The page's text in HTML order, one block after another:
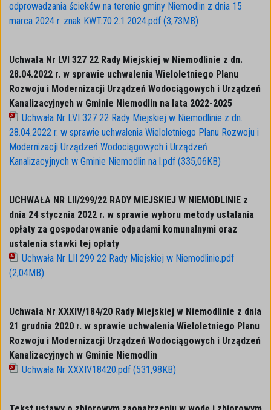
odprowadzania ścieków na terenie gminy Niemodlin z dnia 15
marca 2024 r. znak KWT.70.2.1.2024.pdf (3,73MB)
Uchwała Nr LVI 327 22 Rady Miejskiej w Niemodlinie z dn.
28.04.2022 r. w sprawie uchwalenia Wieloletniego Planu
Rozwoju i Modernizacji Urządzeń Wodociągowych i Urządzeń
Kanalizacyjnych w Gminie Niemodlin na lata 2022-2025
Uchwała Nr LVI 327 22 Rady Miejskiej w Niemodlinie z dn.
28.04.2022 r. w sprawie uchwalenia Wieloletniego Planu Rozwoju i
Modernizacji Urządzeń Wodociągowych i Urządzeń
Kanalizacyjnych w Gminie Niemodlin na l.pdf (335,06KB)
UCHWAŁA NR LII/299/22 RADY MIEJSKIEJ W NIEMODLINIE z
dnia 24 stycznia 2022 r. w sprawie wyboru metody ustalania
opłaty za gospodarowanie odpadami komunalnymi oraz
ustalenia stawki tej opłaty
Uchwała Nr LII 299 22 Rady Miejskiej w Niemodlinie.pdf
(2,04MB)
Uchwała Nr XXXIV/184/20 Rady Miejskiej w Niemodlinie z dnia
21 grudnia 2020 r. w sprawie uchwalenia Wieloletniego Planu
Rozwoju i Modernizacji Urządzeń Wodociągowych i Urządzeń
Kanalizacyjnych w Gminie Niemodlin
Uchwała Nr XXXIV18420.pdf (531,98KB)